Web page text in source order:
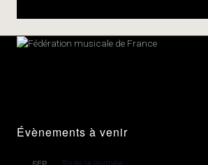
Évènements à venir
Toute la journée